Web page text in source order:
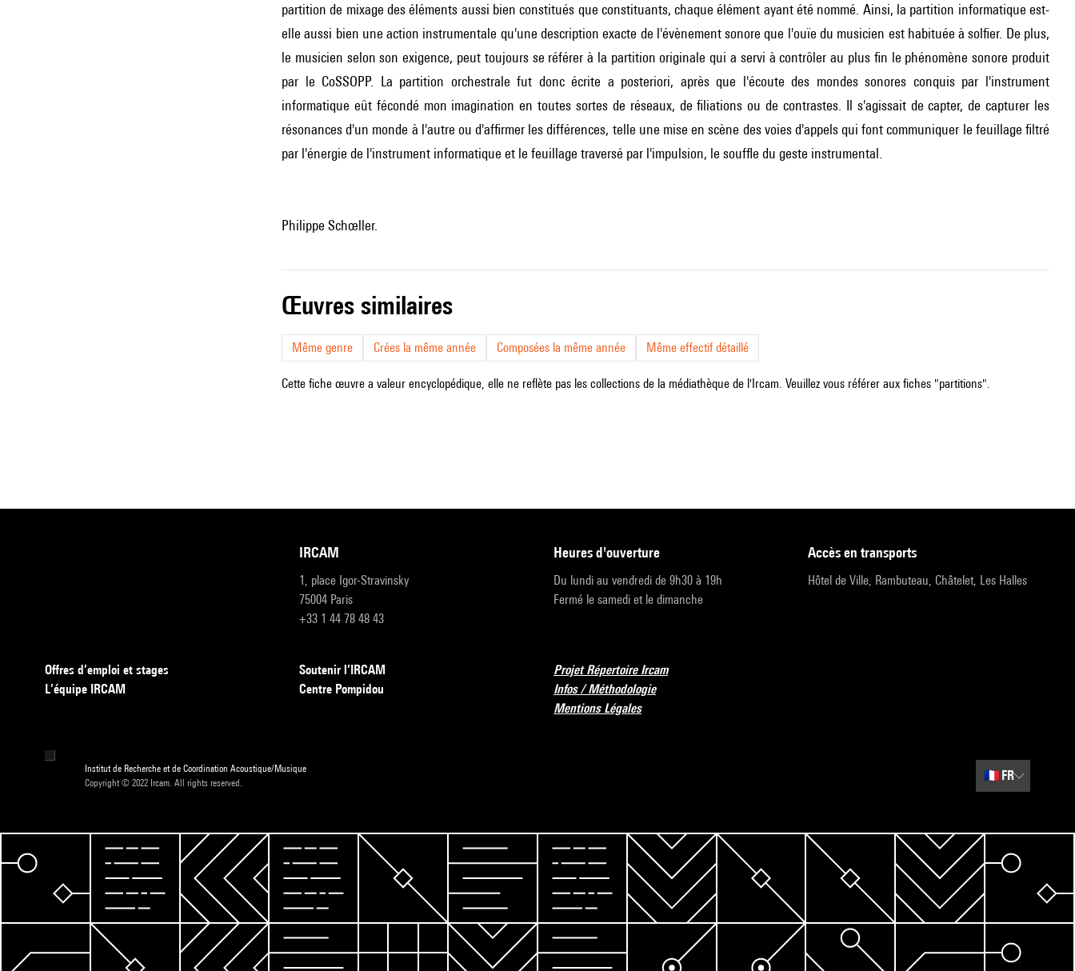
partition de mixage des éléments aussi bien constitués que constituants, chaque élément ayant été nommé. Ainsi, la partition informatique est-
elle aussi bien une action instrumentale qu'une description exacte de l'évènement sonore que l'ouïe du musicien est habituée à solfier. De plus,
le musicien selon son exigence, peut toujours se référer à la partition originale qui a servi à contrôler au plus fin le phénomène sonore produit
par le CoSSOPP. La partition orchestrale fut donc écrite a posteriori, après que l'écoute des mondes sonores conquis par l'instrument
informatique eût fécondé mon imagination en toutes sortes de réseaux, de filiations ou de contrastes. Il s'agissait de capter, de capturer les
résonances d'un monde à l'autre ou d'affirmer les différences, telle une mise en scène des voies d'appels qui font communiquer le feuillage filtré
par l'énergie de l'instrument informatique et le feuillage traversé par l'impulsion, le souffle du geste instrumental.
Philippe Schœller.
œuvres similaires
Même genre Crées la même année Composées la même année Même effectif détaillé
Cette fiche œuvre a valeur encyclopédique, elle ne reflète pas les collections de la médiathèque de l'Ircam. Veuillez vous référer aux fiches "partitions".
IRCAM
1, place Igor-Stravinsky
75004 Paris
+33 1 44 78 48 43
heures d'ouverture
Du lundi au vendredi de 9h30 à 19h
Fermé le samedi et le dimanche
accès en transports
Hôtel de Ville, Rambuteau, Châtelet, Les Halles
Offres d’emploi et stages
L’équipe IRCAM
Soutenir l’IRCAM
Centre Pompidou
Projet Répertoire Ircam
Infos / Méthodologie
Mentions Légales
Institut de Recherche et de Coordination Acoustique/Musique
Copyright © 2022 Ircam. All rights reserved.
🇫🇷 FR